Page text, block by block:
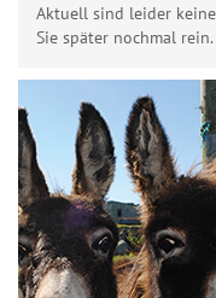
Aktuell sind leider
Sie später nochmal rein.